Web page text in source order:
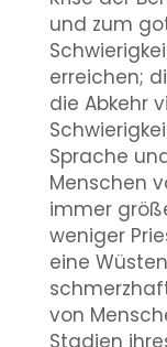
und zum
erreichen;
die Abkehr
Sprache
Menschen
immer
weniger
eine
von
Stadien